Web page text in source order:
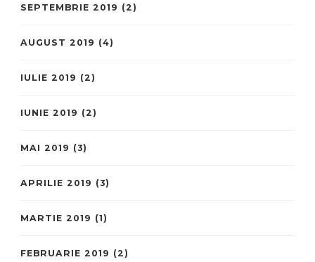
SEPTEMBRIE 2019 (2)
AUGUST 2019 (4)
IULIE 2019 (2)
IUNIE 2019 (2)
MAI 2019 (3)
APRILIE 2019 (3)
MARTIE 2019 (1)
FEBRUARIE 2019 (2)